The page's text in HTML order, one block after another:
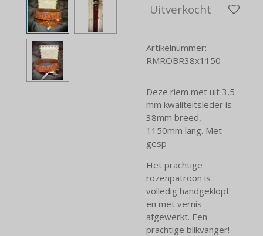
Uitverkocht
Artikelnummer:
RMROBR38x1150
Deze riem met uit 3,5
mm kwaliteitsleder is
38mm breed,
1150mm lang. Met
gesp
Het prachtige
rozenpatroon is
volledig handgeklopt
en met vernis
afgewerkt. Een
prachtige blikvanger!